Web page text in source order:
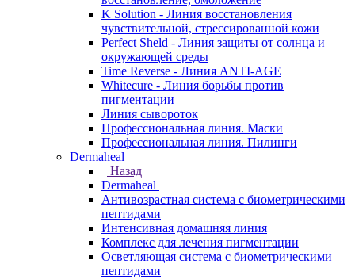
K Solution - Линия восстановления
чувствительной, стрессированной кожи
Perfect Sheld - Линия защиты от солнца и
окружающей среды
Time Reverse - Линия ANTI-AGE
Whitecure - Линия борьбы против
пигментации
Линия сывороток
Профессиональная линия. Маски
Профессиональная линия. Пилинги
Dermaheal
Назад
Dermaheal
Антивозрастная система с биометрическими
пептидами
Интенсивная домашняя линия
Комплекс для лечения пигментации
Осветляющая система с биометрическими
пептидами